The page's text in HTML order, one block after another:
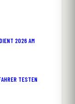
2026 AM M
TESTEN